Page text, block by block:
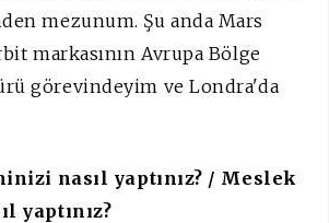
mezunum. Şu anda Mars
markasının Avrupa Bölge
görevindeyim ve Londra'da
nasıl yaptınız? / Meslek
yaptınız?